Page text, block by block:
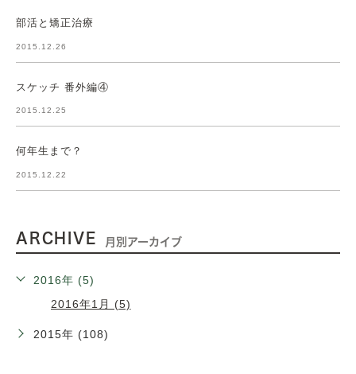
部活と矯正治療
2015.12.26
スケッチ 番外編④
2015.12.25
何年生まで？
2015.12.22
ARCHIVE 月別アーカイブ
2016年 (5)
2016年1月 (5)
2015年 (108)